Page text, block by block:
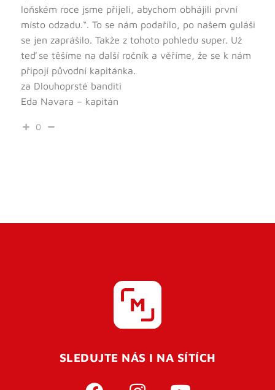
loňském roce jsme přijeli, abychom obhájili první
místo odzadu.“. To se nám podařilo, po našem guláši
se jen zaprášilo. Takže z tohoto pohledu super. Už
teď se těšíme na další ročník a věříme, že se k nám
připojí původní kapitánka.
za Dlouhoprsté banditi
Eda Navara – kapitán
0
SLEDUJTE NÁS I NA SÍTÍCH